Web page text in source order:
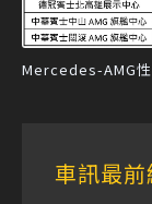
Mercedes-AMG
車訊最前